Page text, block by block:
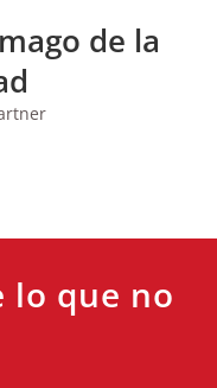
de la
lo que no